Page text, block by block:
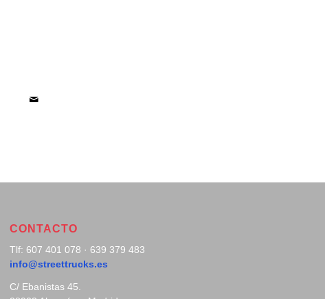
CONTACTO
Tlf: 607 401 078 · 639 379 483
info@streettrucks.es
C/ Ebanistas 45.